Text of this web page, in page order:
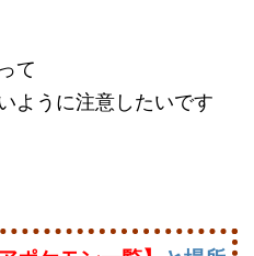
て
ように注意したいです